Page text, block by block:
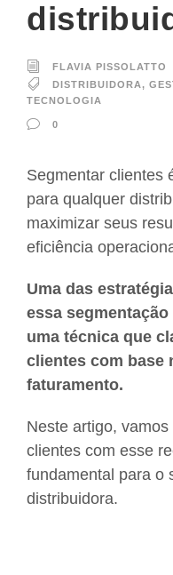
FLAVIA PISSOLATTO
DISTRIBUIDORA,
TECNOLOGIA
0
Segmentar clientes
para qualquer
maximizar seus
eficiência
Uma das
essa segmentação
uma técnica que
clientes com base
faturamento.
Neste artigo,
clientes com esse
fundamental para o
distribuidora.